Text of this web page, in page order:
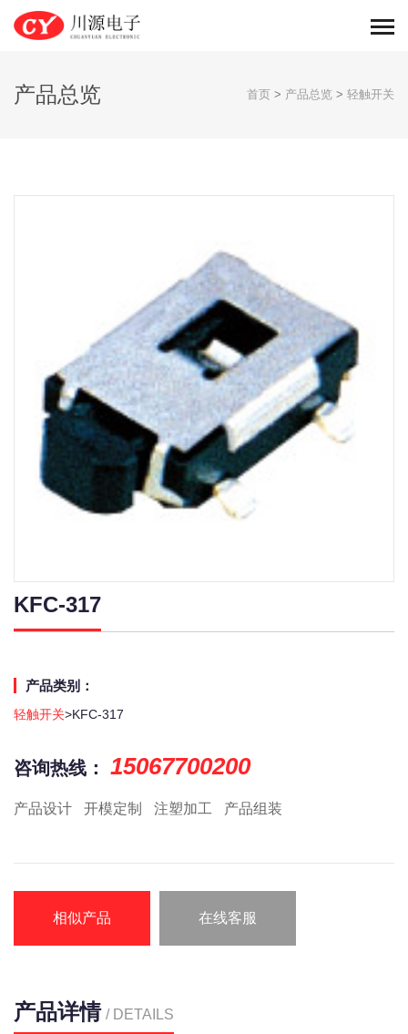
产品总览 首页 > 产品总览 > 轻触开关
KFC-317
产品类别：
轻触开关>KFC-317
咨询热线： 15067700200
产品设计 开模定制 注塑加工 产品组装
相似产品 在线客服
产品详情 / DETAILS